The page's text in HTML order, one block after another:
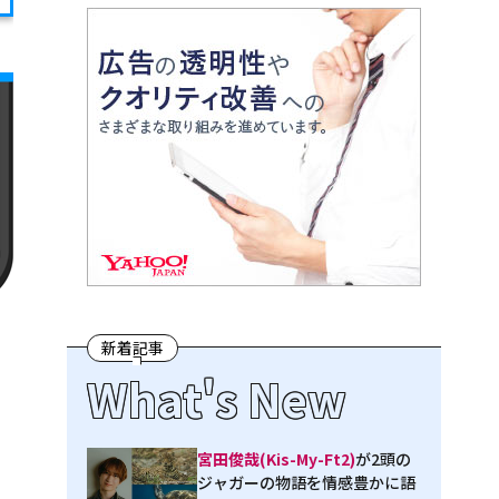
新着記事
What's New
宮田俊哉(Kis-My-Ft2)が2頭の
ジャガーの物語を情感豊かに語